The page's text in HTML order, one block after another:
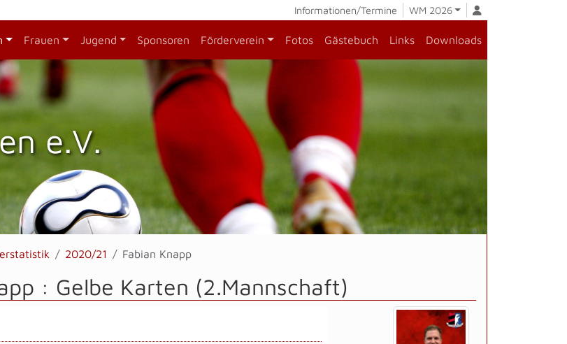
Informationen/Termine WM 2026
Frauen Jugend Sponsoren Förderverein Fotos Gästebuch Links Downloads
e.V.
2020/21 Fabian Knapp
: Gelbe Karten (2.Mannschaft)